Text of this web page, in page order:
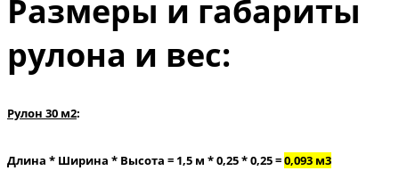
Размеры и габариты
рулона и вес:
Рулон 30 м2:
Длина * Ширина * Высота = 1,5 м * 0,25 * 0,25 =0,093 м3